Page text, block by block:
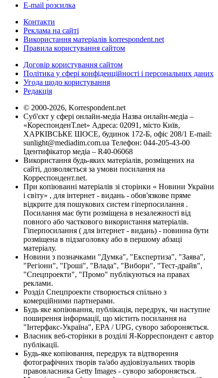
E-mail розсилка
Контакти
Реклама на сайті
Використання матеріалів korrespondent.net
Правила користування сайтом
Договір користування сайтом
Політика у сфері конфіденційності і персональних даних
Угода щодо користування
Редакція
© 2000-2026, Korrespondent.net
Суб'єкт у сфері онлайн-медіа Назва онлайн-медіа –
«КореспонденТ.net» Адреса: 02091, місто Київ,
ХАРКІВСЬКЕ ШОСЕ, будинок 172-Б, офіс 208/1 E-mail:
sunlight@mediadim.com.ua Телефон: 044-205-43-00
Ідентифікатор медіа – R40-06068
Використання будь-яких матеріалів, розміщених на
сайті, дозволяється за умови посилання на
Корреспондент.net.
При копіюванні матеріалів зі сторінки « Новини України
і світу» , для інтернет - видань - обов'язкове пряме
відкрите для пошукових систем гіперпосилання .
Посилання має бути розміщена в незалежності від
повного або часткового використання матеріалів.
Гіперпосилання ( для інтернет - видань) - повинна бути
розміщена в підзаголовку або в першому абзаці
матеріалу.
Новини з позначками "Думка", "Експертиза", "Заява",
"Регіони", "Гроші", "Влада", "Вибори", "Тест-драйв",
"Спецпроекти", "Промо" публікуються на правах
реклами.
Розділ Спецпроекти створюється спільно з
комерційними партнерами.
Будь яке копіювання, публікація, передрук, чи наступне
поширення інформації, що містить посилання на
"Інтерфакс-Україна", EPA / UPG, суворо забороняється.
Власник веб-сторінки в розділі Я-Корреспондент є автор
публікації.
Будь-яке копіювання, передрук та відтворення
фотографічних творів та/або аудіовізуальних творів
правовласника Getty Images - суворо забороняється.